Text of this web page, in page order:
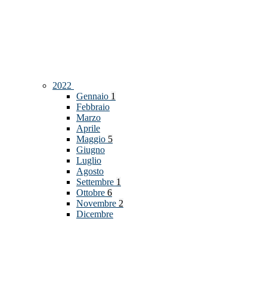
2022
Gennaio 1
Febbraio
Marzo
Aprile
Maggio 5
Giugno
Luglio
Agosto
Settembre 1
Ottobre 6
Novembre 2
Dicembre